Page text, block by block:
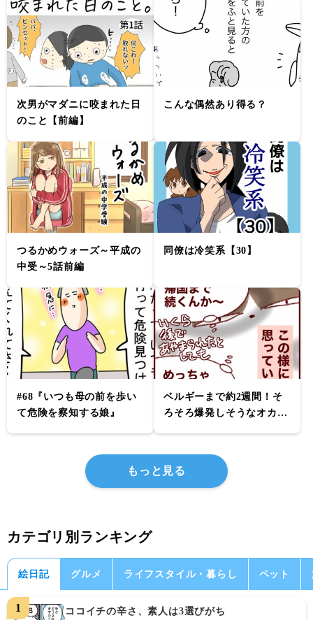
次男がマダニに咬まれた日
のこと【前編】
こんな偶然あり得る？
つるかめウォーズ～平成の
中受～5話前編
同僚は冷笑系【30】
#68『いつも母の前を歩い
て危険を察知する娘』
ベルギーまで約2週間！そ
ろそろ爆発しそうなオカン
もっと見る
カテゴリ別ランキング
絵日記 グルメ ライフスタイル・暮らし ペット
ココイチの辛さ、素人は3選びがち